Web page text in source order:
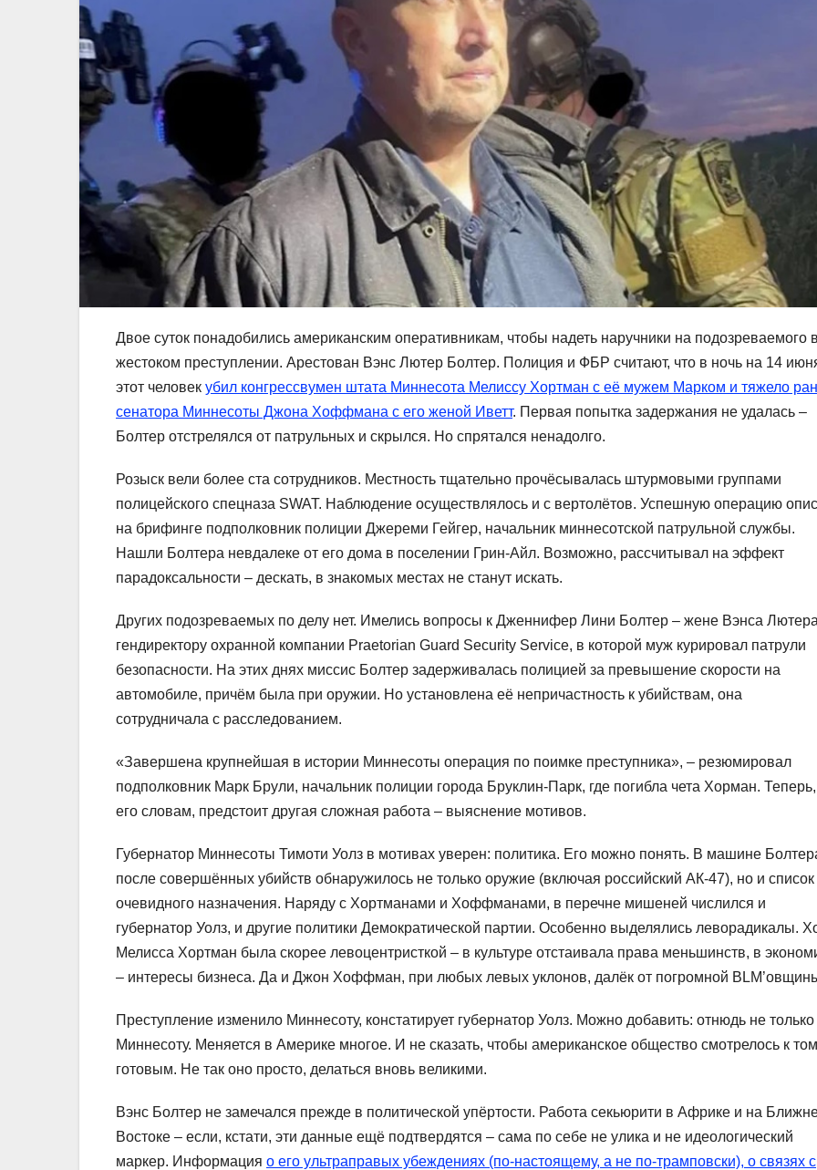
Двое суток понадобились американским оперативникам, чтобы надеть наручники на подозреваемого
жестоком преступлении. Арестован Вэнс Лютер Болтер. Полиция и ФБР считают, что в ночь на 14
этот человек убил конгрессвумен штата Миннесота Мелиссу Хортман с её мужем Марком и тяжело
сенатора Миннесоты Джона Хоффмана с его женой Иветт. Первая попытка задержания не удалась –
Болтер отстрелялся от патрульных и скрылся. Но спрятался ненадолго.
Розыск вели более ста сотрудников. Местность тщательно прочёсывалась штурмовыми группами
полицейского спецназа SWAT. Наблюдение осуществлялось и с вертолётов. Успешную операцию
на брифинге подполковник полиции Джереми Гейгер, начальник миннесотской патрульной службы.
Нашли Болтера невдалеке от его дома в поселении Грин-Айл. Возможно, рассчитывал на эффект
парадоксальности – дескать, в знакомых местах не станут искать.
Других подозреваемых по делу нет. Имелись вопросы к Дженнифер Лини Болтер – жене Вэнса
гендиректору охранной компании Praetorian Guard Security Service, в которой муж курировал патрули
безопасности. На этих днях миссис Болтер задерживалась полицией за превышение скорости на
автомобиле, причём была при оружии. Но установлена её непричастность к убийствам, она
сотрудничала с расследованием.
«Завершена крупнейшая в истории Миннесоты операция по поимке преступника», – резюмировал
подполковник Марк Брули, начальник полиции города Бруклин-Парк, где погибла чета Хорман.
его словам, предстоит другая сложная работа – выяснение мотивов.
Губернатор Миннесоты Тимоти Уолз в мотивах уверен: политика. Его можно понять. В машине
после совершённых убийств обнаружилось не только оружие (включая российский АК-47), но и список
очевидного назначения. Наряду с Хортманами и Хоффманами, в перечне мишеней числился и
губернатор Уолз, и другие политики Демократической партии. Особенно выделялись леворадикалы.
Мелисса Хортман была скорее левоцентристкой – в культуре отстаивала права меньшинств, в
– интересы бизнеса. Да и Джон Хоффман, при любых левых уклонов, далёк от погромной
Преступление изменило Миннесоту, констатирует губернатор Уолз. Можно добавить: отнюдь не только
Миннесоту. Меняется в Америке многое. И не сказать, чтобы американское общество смотрелось к
готовым. Не так оно просто, делаться вновь великими.
Вэнс Болтер не замечался прежде в политической упёртости. Работа секьюрити в Африке и на
Востоке – если, кстати, эти данные ещё подтвердятся – сама по себе не улика и не идеологический
маркер. Информация о его ультраправых убеждениях (по-настоящему, а не по-трамповски), о связях с